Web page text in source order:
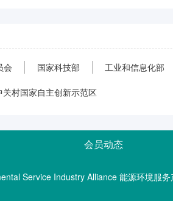
会 国家科技部 工业和信息化部
关村国家自主创新示范区
会员动态
Service Industry Alliance 能源环境服